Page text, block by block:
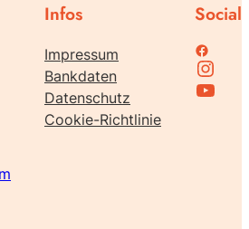
Infos
Impressum
Bankdaten
Datenschutz
Cookie-Richtlinie
Social
Family Support bei Facebook
Instagram
Family Support bei Youtube